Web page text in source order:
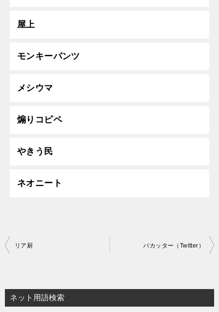
屋上
モンキーパンツ
メシウマ
煽りコピペ
やきう民
ネオニート
投
ビ
ゲ
リア厨 バカッター（Twitter）
ネット用語検索